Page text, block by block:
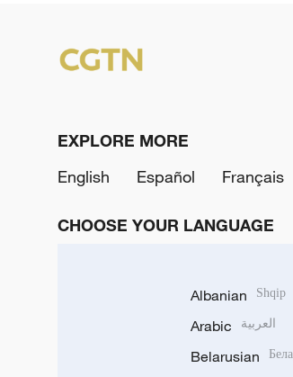
EXPLORE MORE
English
Español Français
CHOOSE YOUR LANGUAGE
Albanian Shqip
Arabic العربية
Belarusian